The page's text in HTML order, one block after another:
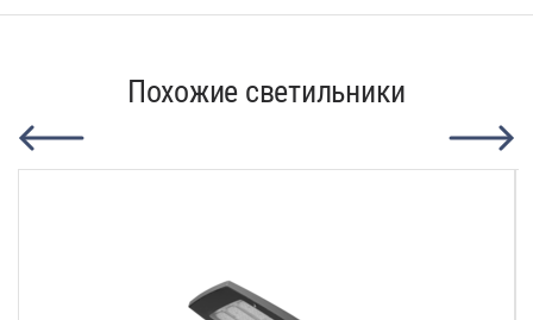
Похожие светильники